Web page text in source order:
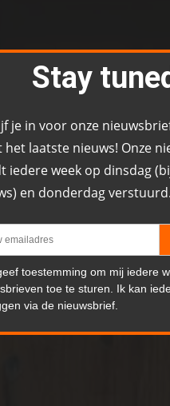
Stay
je in voor onze
het laatste nieuws! Onze
iedere week op dinsdag
en donderdag verstuurd.
toestemming om mij iedere
toe te sturen. Ik kan
via de nieuwsbrief.